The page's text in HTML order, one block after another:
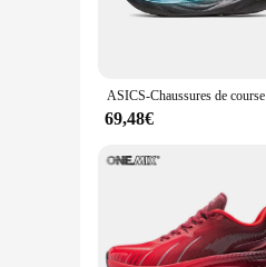
Not only are these
in any outfit. Whether
**Tailored for the
to share with friends
seasoned runner or
69,48€